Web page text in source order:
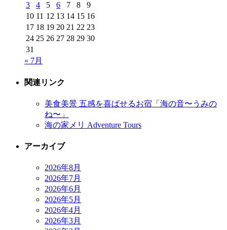
3
4 5 6 7 8
9
10 11 12 13 14 15 16
17 18 19 20 21 22 23
24 25 26 27 28 29 30
31
« 7月
関連リンク
美食美景 五感を喜ばせるお宿「海の音〜うみの
ね〜」
海の家メリ Adventure Tours
アーカイブ
2026年8月
2026年7月
2026年6月
2026年5月
2026年4月
2026年3月